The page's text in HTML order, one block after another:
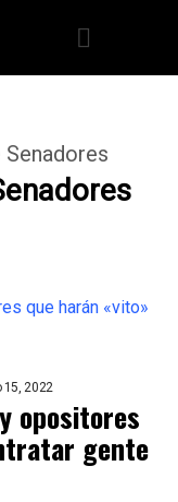
Senadores
15, 2022
opositores
gente